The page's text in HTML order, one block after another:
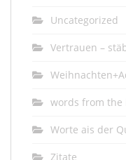
Uncategorized
Vertrauen –
words from the
Worte ais der
Zitate